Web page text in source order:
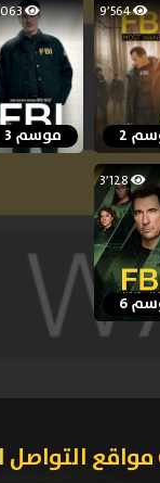
9٬564
2
10٬063
موسم 3
3٬128
6
مواقع التواصل